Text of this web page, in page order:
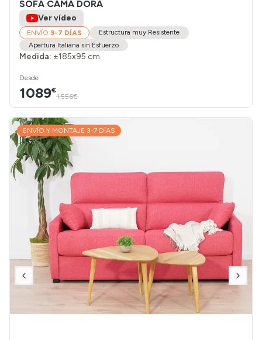
SOFÁ CAMA DORA
Ver vídeo
ENVÍO 3-7 DÍAS
Estructura muy Resistente
Apertura Italiana sin Esfuerzo
Medida: ±185x95 cm
Desde
1089€
1.556€
ENVÍO Y MONTAJE 3-7 DÍAS